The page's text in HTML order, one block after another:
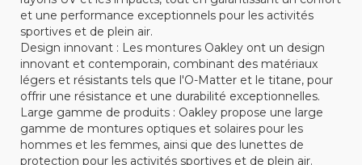
et une performance exceptionnels pour les activités
sportives et de plein air.
Design innovant : Les montures Oakley ont un design
innovant et contemporain, combinant des matériaux
légers et résistants tels que l'O-Matter et le titane, pour
offrir une résistance et une durabilité exceptionnelles.
Large gamme de produits : Oakley propose une large
gamme de montures optiques et solaires pour les
hommes et les femmes, ainsi que des lunettes de
protection pour les activités sportives et de plein air.